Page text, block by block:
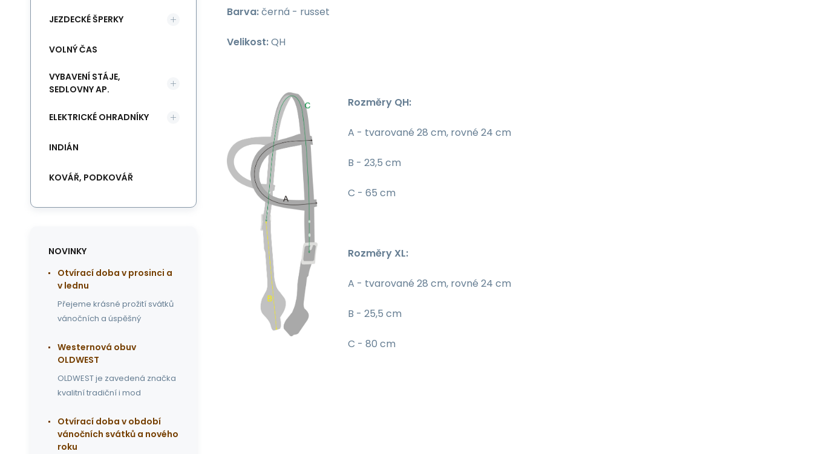
Barva:černá - russet
Velikost:QH
Rozměry QH:
A - tvarované 28 cm, rovné 24 cm
B - 23,5 cm
C - 65 cm
Rozměry XL:
A - tvarované 28 cm, rovné 24 cm
B - 25,5 cm
C - 80 cm
JEZDECKÉ ŠPERKY
VOLNÝ ČAS
VYBAVENÍ STÁJE,
SEDLOVNY AP.
ELEKTRICKÉ OHRADNÍKY
INDIÁN
KOVÁŘ, PODKOVÁŘ
NOVINKY
Otvírací doba v prosinci a
v lednu
Přejeme krásné prožití svátků
vánočních a úspěšný
Westernová obuv
OLDWEST
OLDWEST je zavedená značka
kvalitní tradiční i mod
Otvírací doba v období
vánočních svátků a nového
roku